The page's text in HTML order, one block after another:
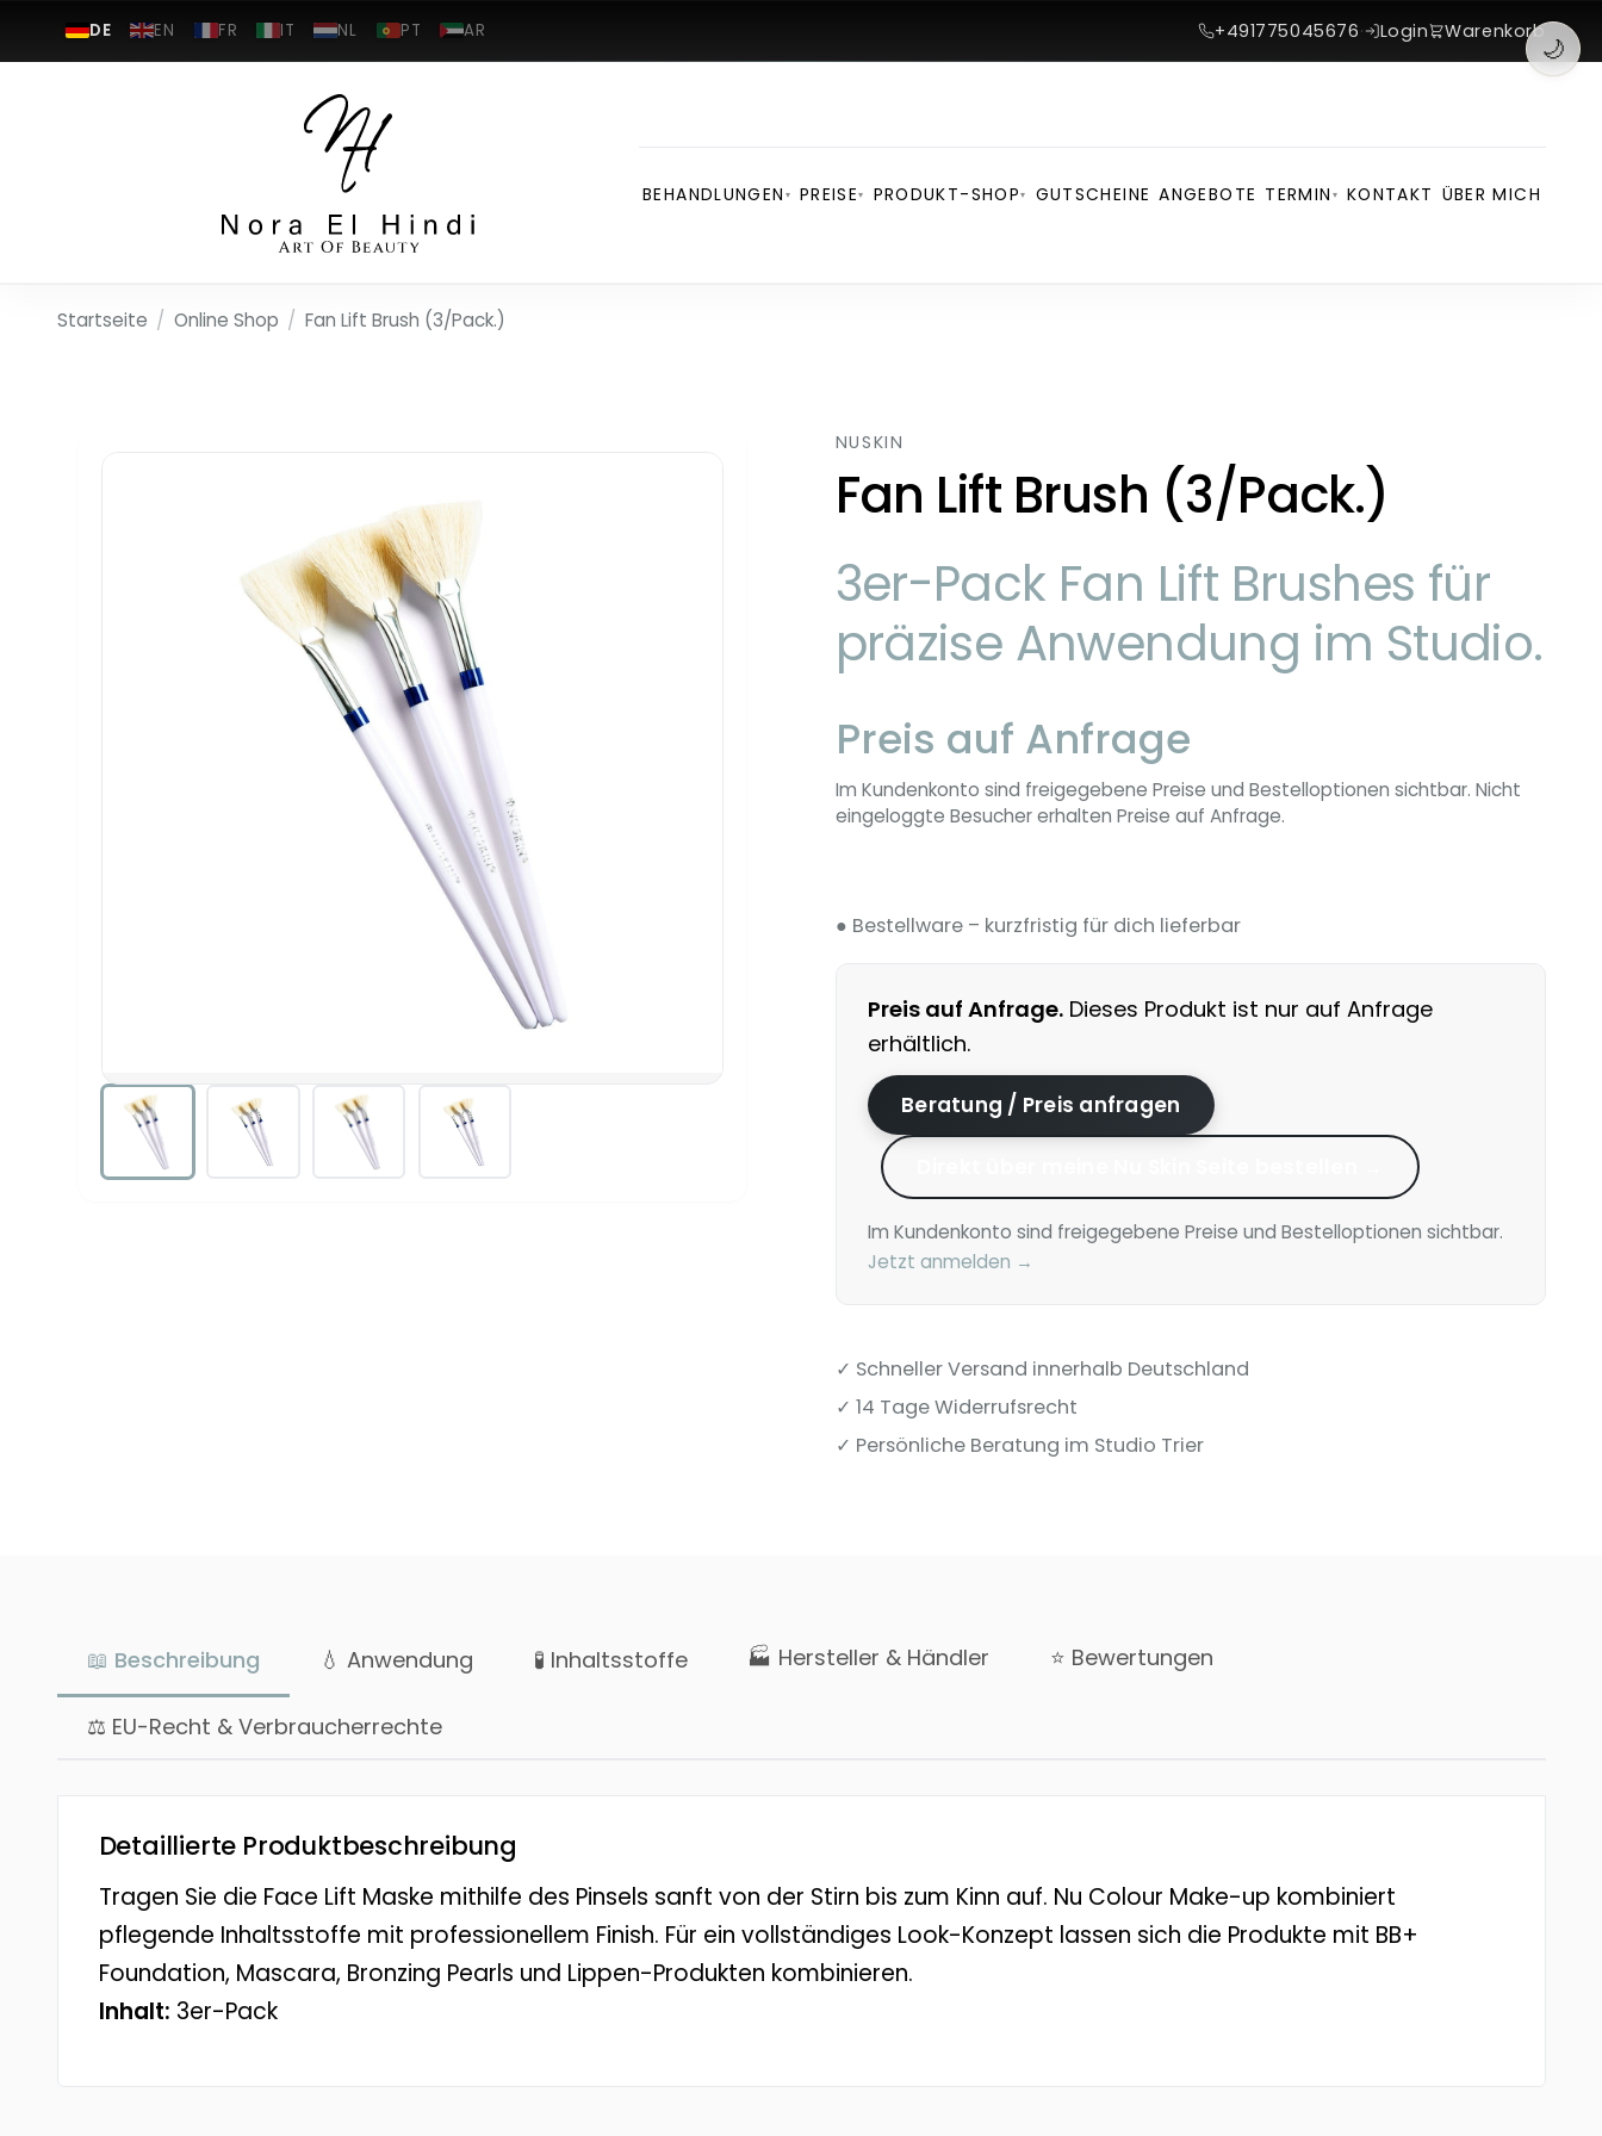
DE EN FR IT NL PT AR +491775045676· Login Warenkorb
BEHANDLUNGEN ▾ PREISE▾ PRODUKT-SHOP▾ GUTSCHEINE ANGEBOTE TERMIN ▾ KONTAKT ÜBER MICH
Startseite / Online Shop / Fan Lift Brush (3/Pack.)
NUSKIN
Fan Lift Brush (3/Pack.)
3er-Pack Fan Lift Brushes für
präzise Anwendung im Studio.
Preis auf Anfrage
Im Kundenkonto sind freigegebene Preise und Bestelloptionen sichtbar. Nicht
eingeloggte Besucher erhalten Preise auf Anfrage.
● Bestellware – kurzfristig für dich lieferbar
Preis auf Anfrage. Dieses Produkt ist nur auf Anfrage
erhältlich.
Beratung / Preis anfragen
Im Kundenkonto sind freigegebene Preise und Bestelloptionen sichtbar.
Jetzt anmelden →
✓ Schneller Versand innerhalb Deutschland
✓ 14 Tage Widerrufsrecht
✓ Persönliche Beratung im Studio Trier
📖 Beschreibung 💧 Anwendung 🧪 Inhaltsstoffe 🏭 Hersteller & Händler ⭐ Bewertungen
⚖ EU-Recht & Verbraucherrechte
Detaillierte Produktbeschreibung
Tragen Sie die Face Lift Maske mithilfe des Pinsels sanft von der Stirn bis zum Kinn auf. Nu Colour Make-up kombiniert
pflegende Inhaltsstoffe mit professionellem Finish. Für ein vollständiges Look-Konzept lassen sich die Produkte mit BB+
Foundation, Mascara, Bronzing Pearls und Lippen-Produkten kombinieren.
Inhalt: 3er-Pack
🌙